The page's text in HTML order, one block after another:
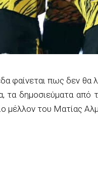
φαίνεται πως δεν θα
τα δημοσιεύματα από
μέλλον του Ματίας